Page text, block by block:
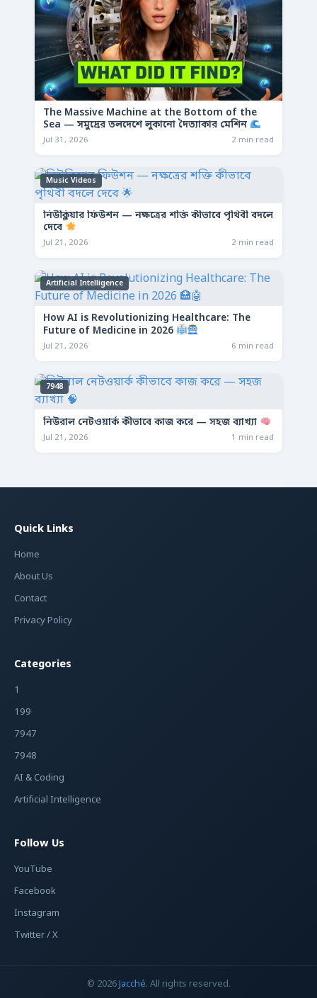
The Massive Machine at the Bottom of the
Sea — সমুদ্রের তলদেশে লুকানো দৈত্যাকার মেশিন
Jul 31, 2026 2 min read
Music Videos
নিউক্লিয়ার ফিউশন — নক্ষত্রের শক্তি কীভাবে পৃথিবী বদলে
দেবে
Jul 21, 2026 2 min read
Artificial Intelligence
How AI is Revolutionizing Healthcare: The
Future of Medicine in 2026
Jul 21, 2026 6 min read
7948
নিউরাল নেটওয়ার্ক কীভাবে কাজ করে — সহজ ব্যাখ্যা
Jul 21, 2026 1 min read
Quick Links
Home
About Us
Contact
Privacy Policy
Categories
1
199
7947
7948
AI & Coding
Artificial Intelligence
Follow Us
YouTube
Facebook
Instagram
Twitter / X
© 2026Jacché. All rights reserved.